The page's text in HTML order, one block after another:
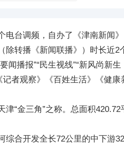
台调频，自办了《津南新闻》
除转播《新闻联播》）时长近2
播报”“民生视线”“新风尚新生
者观察》《百姓生活》《健康
“金三角”之称。总面积420.72
综合开发全长72公里的中下游